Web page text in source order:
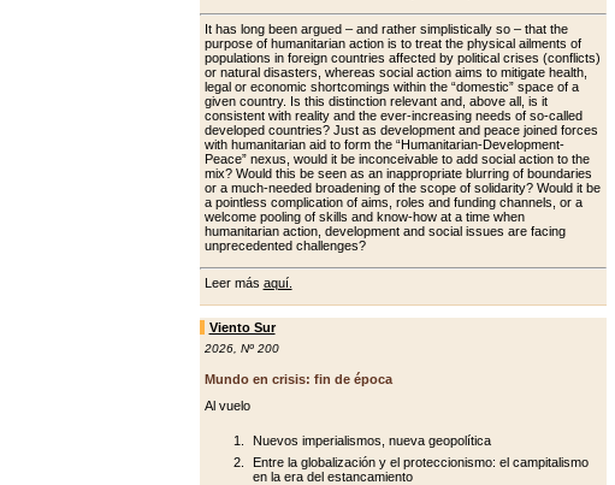
It has long been argued – and rather simplistically so – that the
purpose of humanitarian action is to treat the physical ailments of
populations in foreign countries affected by political crises (conflicts)
or natural disasters, whereas social action aims to mitigate health,
legal or economic shortcomings within the “domestic” space of a
giv­en country. Is this distinction relevant and, above all, is it
consistent with re­ality and the ever-increasing needs of so-called
developed countries? Just as development and peace joined forc­es
with humanitarian aid to form the “Humanitarian-Development-
Peace” nexus, would it be inconceivable to add social action to the
mix? Would this be seen as an inappropriate blurring of boundaries
or a much-needed broad­ening of the scope of solidarity? Would it be
a pointless complication of aims, roles and funding channels, or a
wel­come pooling of skills and know-how at a time when
humanitarian action, de­velopment and social issues are facing
unprecedented challenges?
Leer más aquí.
Viento Sur
2026, Nº 200
Mundo en crisis: fin de época
Al vuelo
Nuevos imperialismos, nueva geopolítica
Entre la globalización y el proteccionismo: el campitalismo
en la era del estancamiento